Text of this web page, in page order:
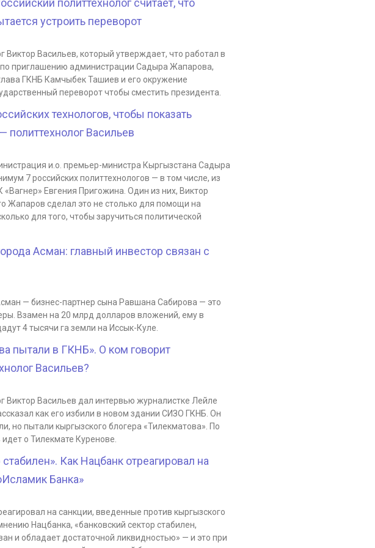
политтехнолог считает, что
устроить переворот
Виктор Васильев, который утверждает, что работал в
по приглашению администрации Садыра Жапарова,
ГКНБ Камчыбек Ташиев и его окружение
переворот чтобы сместить президента.
технологов, чтобы показать
политтехнолог Васильев
и.о. премьер-министра Кыргызстана Садыра
7 российских политтехнологов — в том числе, из
Евгения Пригожина. Один из них, Виктор
Жапаров сделал это не столько для помощи на
для того, чтобы заручиться политической
Асман: главный инвестор связан с
— бизнес-партнер сына Равшана Сабирова — это
Взамен на 20 млрд долларов вложений, ему в
4 тысячи га земли на Иссык-Куле.
пытали в ГКНБ». О ком говорит
Васильев?
Виктор Васильев дал интервью журналистке Лейле
как его избили в новом здании СИЗО ГКНБ. Он
но пытали кыргызского блогера «Тилекматова». По
о Тилекмате Куренове.
Как Нацбанк отреагировал на
Банка»
на санкции, введенные против кыргызского
Нацбанка, «банковский сектор стабилен,
и обладает достаточной ликвидностью» — и это при